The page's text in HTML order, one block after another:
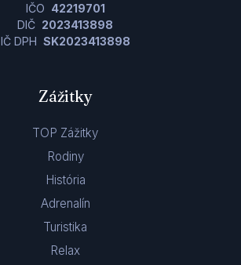
IČO 42219701
DIČ 2023413898
IČ DPH SK2023413898
Zážitky
TOP Zážitky
Rodiny
História
Adrenalín
Turistika
Relax